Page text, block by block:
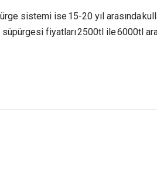
sistemi ise 15-20 yıl arasında
fiyatları 2500tl ile 6000tl